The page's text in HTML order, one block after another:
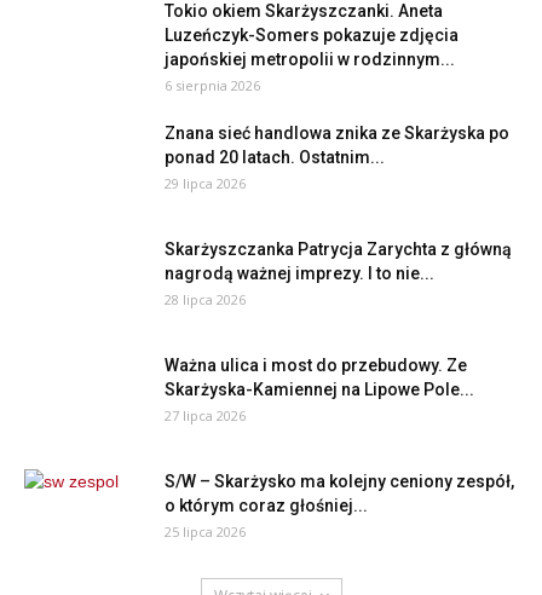
Tokio okiem Skarżyszczanki. Aneta
Luzeńczyk-Somers pokazuje zdjęcia
japońskiej metropolii w rodzinnym...
6 sierpnia 2026
Znana sieć handlowa znika ze Skarżyska po
ponad 20 latach. Ostatnim...
29 lipca 2026
Skarżyszczanka Patrycja Zarychta z główną
nagrodą ważnej imprezy. I to nie...
28 lipca 2026
Ważna ulica i most do przebudowy. Ze
Skarżyska-Kamiennej na Lipowe Pole...
27 lipca 2026
S/W – Skarżysko ma kolejny ceniony zespół,
o którym coraz głośniej...
25 lipca 2026